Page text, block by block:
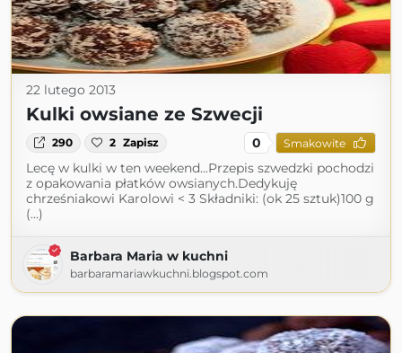
22 lutego 2013
Kulki owsiane ze Szwecji
290 2 Zapisz 0 Smakowite
Lecę w kulki w ten weekend...Przepis szwedzki pochodzi
z opakowania płatków owsianych.Dedykuję
chrześniakowi Karolowi < 3 Składniki: (ok 25 sztuk)100 g
(...)
Barbara Maria w kuchni
barbaramariawkuchni.blogspot.com